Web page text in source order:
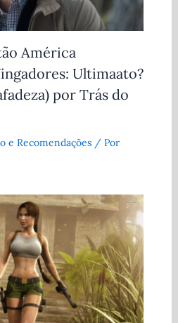
América
Ultimaato?
por Trás do
e Recomendações/ Por